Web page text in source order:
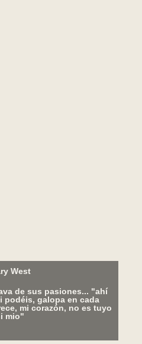
West
de sus pasiones... "ahí
podéis, galopa en cada
mi corazón, no es tuyo
mio"